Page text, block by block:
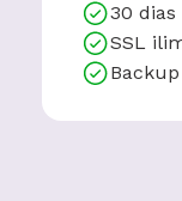
30
SSL